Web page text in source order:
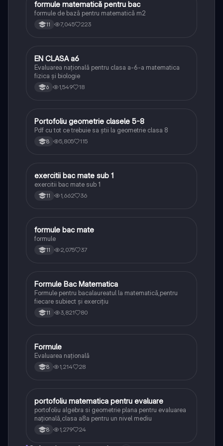
Matematică
formule matematică pentru bac
formule de bază pentru matematică m2
11 7,045 223
Matematică
EN CLASA a6
Evaluarea națională pentru clasa a-6-a matematica
fizica și biologie
6 1,549 18
Matematică
Portofoliu geometrie clasele 5-8
Pdf cu tot ce trebuie sa știi la geometrie clasa 8
8 5,805 115
Matematică
exercitii bac mate sub 1
exercitii bac mate sub 1
11 1,662 36
Matematică
formule bac mate
formule
11 2,075 37
Matematică
Formule Bac Matematica
Formule pentru bacalaureatul la matematică,pentru
fiecare subiect și exercițiu
11 3,821 80
Matematică
Formule
Evaluarea națională
8 1,214 28
Matematică
portofoliu matematica pentru evaluare
portofoliu algebra si geometrie plana pentru evaluarea
națională,clasa a8a pentru un nivel mediu
8 1,279 24